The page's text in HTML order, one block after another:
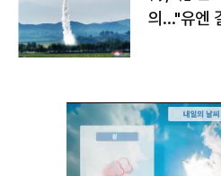
의…"유엔